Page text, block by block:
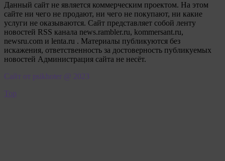
Данный сайт не является коммерческим проектом. На этом
сайте ни чего не продают, ни чего не покупают, ни какие
услуги не оказываются. Сайт представляет собой ленту
новостей RSS канала news.rambler.ru, kommersant.ru,
newsru.com и lenta.ru . Материалы публикуются без
искажения, ответственность за достоверность публикуемых
новостей Администрация сайта не несёт.
Сайт от psikhoter @ 2023
Top